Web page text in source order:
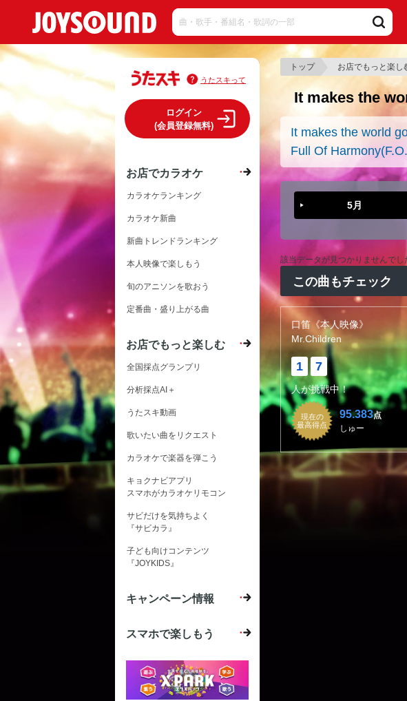
トップ お店でもっと楽し
It makes the
It makes the world
Full Of
5月
該当データが見つかりませんでし
この曲もチェック
口笛《本人映像》
Mr.Children
1 7
人が挑戦中！
現在の
最高得点
95.383点
しゅー
うたスキって
ログイン
(会員登録無料)
お店でカラオケ
カラオケランキング
カラオケ新曲
新曲トレンドランキング
本人映像で楽しもう
旬のアニソンを歌おう
定番曲・盛り上がる曲
お店でもっと楽しむ
全国採点グランプリ
分析採点AI＋
うたスキ動画
歌いたい曲をリクエスト
カラオケで楽器を弾こう
キョクナビアプリ
スマホがカラオケリモコン
サビだけを気持ちよく
『サビカラ』
子ども向けコンテンツ
『JOYKIDS』
キャンペーン情報
スマホで楽しもう